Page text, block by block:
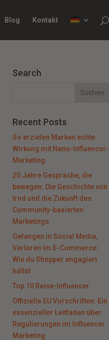
Blog Kontakt
Search
Recent Posts
So erzielen Marken echte
Wirkung mit Nano-Influencer-
Marketing
20 Jahre Gespräche, die
bewegen: Die Geschichte von
trnd und die Zukunft des
Community-basierten
Marketings
Gefangen in Social Media,
Verloren im E-Commerce:
Wie du Shopper engagiert
hältst
Top 10 Reise-Influencer
Offizielle EU Vorschriften: Ein
essenzieller Leitfaden über
Regulierungen im Influencer
Marketing